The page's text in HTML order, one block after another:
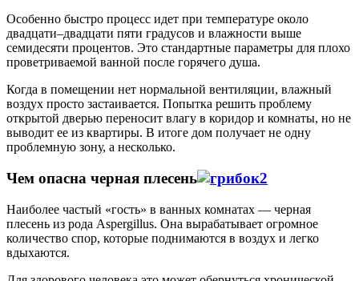
Особенно быстро процесс идет при температуре около
двадцати–двадцати пяти градусов и влажности выше
семидесяти процентов. Это стандартные параметры для плохо
проветриваемой ванной после горячего душа.
Когда в помещении нет нормальной вентиляции, влажный
воздух просто застаивается. Попытка решить проблему
открытой дверью переносит влагу в коридор и комнаты, но не
выводит ее из квартиры. В итоге дом получает не одну
проблемную зону, а несколько.
Чем опасна черная плесень
Наиболее частый «гость» в ванных комнатах — черная
плесень из рода Aspergillus. Она вырабатывает огромное
количество спор, которые поднимаются в воздух и легко
вдыхаются.